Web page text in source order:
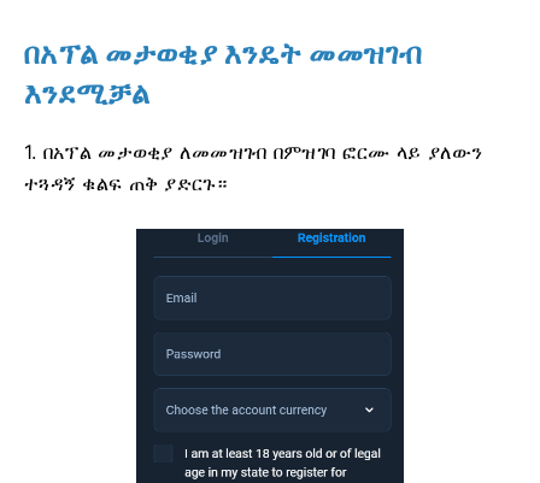
በአፕል መታወቂያ እንዴት መመዝገብ
እንደሚቻል
1. በአፕል መታወቂያ ለመመዝገብ በምዝገባ ፎርሙ ላይ ያለውን
ተጓዳኝ ቁልፍ ጠቅ ያድርጉ።